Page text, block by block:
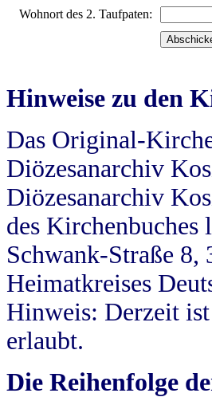
Wohnort des 2. Taufpaten:
Hinweise zu den
Das Original-
Diözesanarchiv
Diözesanarchiv
des
Schwank-Straße
Heimatkreises
Hinweis: Derzeit
erlaubt.
Die Reihenfolge